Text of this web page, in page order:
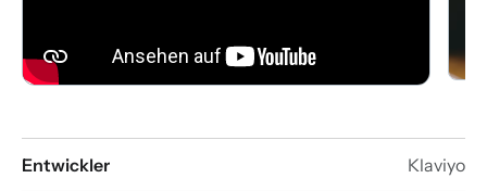
Entwickler Klaviyo